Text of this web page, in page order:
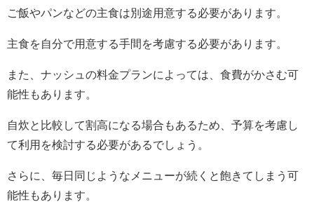
ご飯やパンなどの主食は別途用意する必要があります。
主食を自分で用意する手間を考慮する必要があります。
また、ナッシュの料金プランによっては、食費がかさむ可
能性もあります。
自炊と比較して割高になる場合もあるため、予算を考慮し
て利用を検討する必要があるでしょう。
さらに、毎日同じようなメニューが続くと飽きてしまう可
能性もあります。